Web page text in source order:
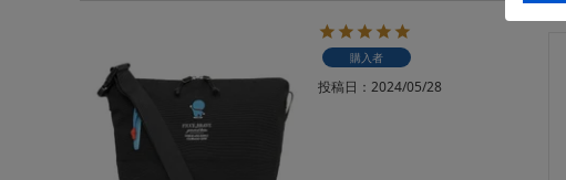
購入者
投稿日 2024/05/28